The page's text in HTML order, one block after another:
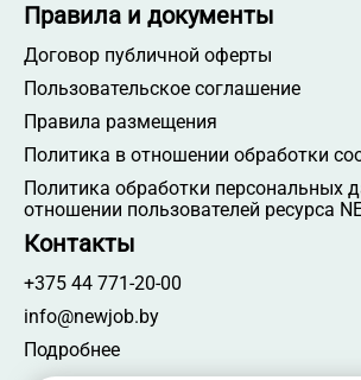
Правила и документы
Договор публичной оферты
Пользовательское соглашение
Правила размещения
Политика в отношении обработки
Политика обработки персональных
отношении пользователей ресурса
Контакты
+375 44 771-20-00
info@newjob.by
Подробнее